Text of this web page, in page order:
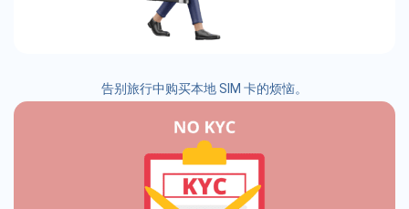
告别旅行中购买本地 SIM 卡的烦恼。